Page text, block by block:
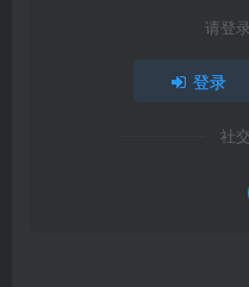
工具。如果你的
请登
登录
社